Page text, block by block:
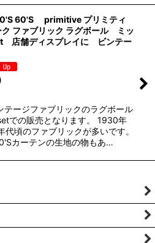
60'S primitive プリミティ
ファブリック ラグボール ミッ
店舗ディスプレイに ビンテー
テージファブリックのラグボール
での販売となります。 1930年
頃のファブリックが多いです。
カーテンの生地の物もあ…